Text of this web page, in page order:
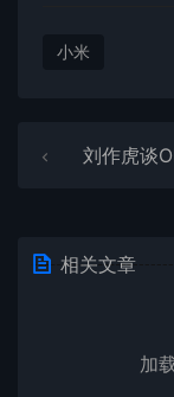
小米
刘作虎谈OPPOReno16系列：把能升级的都升
相关文章
加